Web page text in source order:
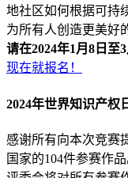
地社区如何根据可持
为所有人创造更美好
请在2024年1月8日至
现在就报名！
2024年世界知识产权
感谢所有向本次竞赛
国家的104件参赛作